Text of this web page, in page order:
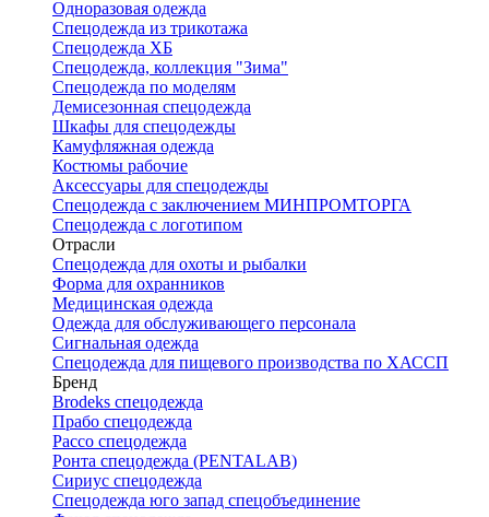
Одноразовая одежда
Спецодежда из трикотажа
Спецодежда ХБ
Спецодежда, коллекция "Зима"
Спецодежда по моделям
Демисезонная спецодежда
Шкафы для спецодежды
Камуфляжная одежда
Костюмы рабочие
Аксессуары для спецодежды
Спецодежда с заключением МИНПРОМТОРГА
Спецодежда с логотипом
Отрасли
Спецодежда для охоты и рыбалки
Форма для охранников
Медицинская одежда
Одежда для обслуживающего персонала
Сигнальная одежда
Спецодежда для пищевого производства по ХАССП
Бренд
Brodeks спецодежда
Прабо спецодежда
Рассо спецодежда
Ронта спецодежда (PENTALAB)
Сириус спецодежда
Спецодежда юго запад спецобъединение